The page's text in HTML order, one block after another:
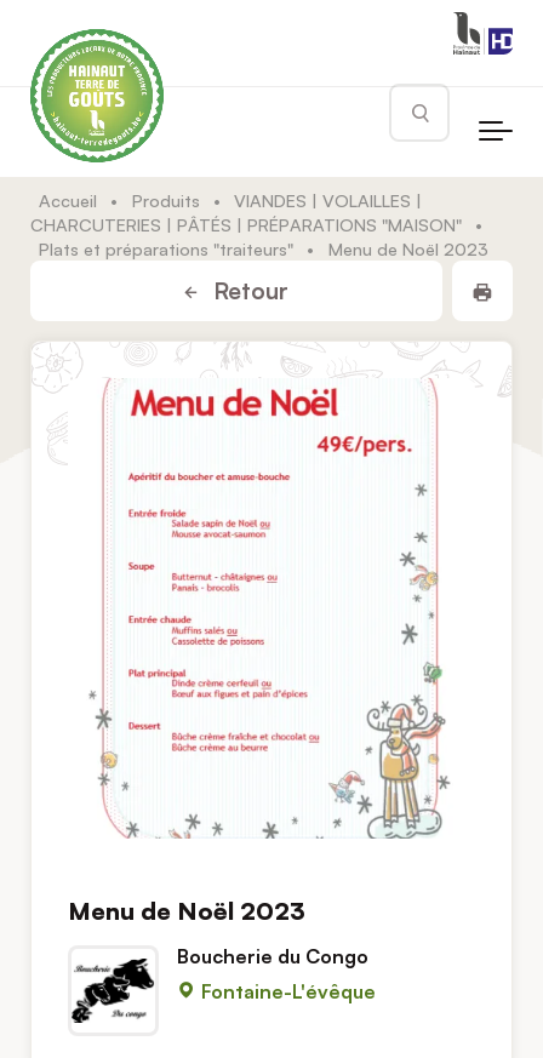
Rechercher
Accueil • Produits •
VIANDES | VOLAILLES |
CHARCUTERIES | PÂTÉS | PRÉPARATIONS "MAISON"
•
Plats et préparations "traiteurs"
• Menu de Noël 2023
Retour
Menu de Noël 2023
Boucherie du Congo
Fontaine-L'évêque